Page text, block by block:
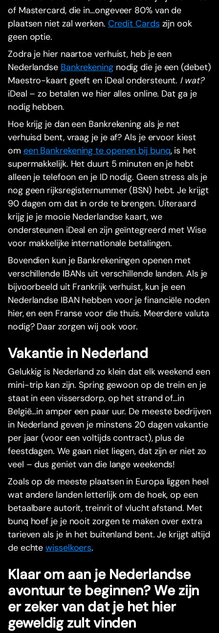
of Mastercard, die in…ongeveer 80% van de
plaatsen niet zal werken. Credit Cards zijn ook
geen optie.
Zodra je hier naartoe verhuist, heb je een
Nederlandse Bankrekeningnodig die je een (debet)
Maestro-kaart geeft en iDeal ondersteunt. I wat?
iDeal – zo betalen we hier alles online. Dat ga je
nodig hebben.
Hoe krijg je dan een Bankrekening als je net
verhuisd bent, vraag je je af? Als je ervoor kiest
om een Bankrekening te openen bij bunq, is het
supermakkelijk. Het duurt 5 minuten en je hebt
alleen je telefoon en je ID nodig. Geen stress als je
nog geen rijksregisternummer (BSN) hebt. Je krijgt
90 dagen om dat in orde te brengen. Uiteraard
krijg je je mooie Nederlandse kaart, we
ondersteunen iDeal en zijn geïntegreerd met Wise
voor makkelijke internationale betalingen.
Bovendien kun je Bankrekeningen openen met
verschillende IBANs uit verschillende landen. Als je
bijvoorbeeld uit Frankrijk verhuist, kun je een
Nederlandse IBAN hebben voor je financiële noden
hier, en een Franse voor die thuis. Meerdere valuta
nodig? Daar zorgen wij ook voor.
Vakantie in Nederland
Gelukkig is Nederland zo klein dat elk weekend een
mini-trip kan zijn. Spring gewoon op de trein en je
staat in een vissersdorp, op het strand of…in
België…in amper een paar uur. De meeste bedrijven
in Nederland geven je minstens 20 dagen vakantie
per jaar (voor een voltijds contract), plus de
feestdagen. We gaan niet liegen, dat zijn er niet zo
veel – dus geniet van die lange weekends!
Zoals op de meeste plaatsen in Europa liggen heel
wat andere landen letterlijk om de hoek, op een
betaalbare autorit, treinrit of vlucht afstand. Met
bunq hoef je je nooit zorgen te maken over extra
tarieven als je in het buitenland bent. Je krijgt altijd
de echtewisselkoers.
Klaar om aan je Nederlandse
avontuur te beginnen? We zijn
er zeker van dat je het hier
geweldig zult vinden